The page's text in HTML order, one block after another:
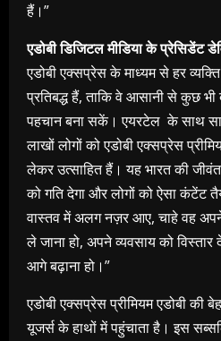
हैं।”
एडोबी डिजिटल मीडिया के प्रेसिडेंट
एडोबी एक्सप्रेस के माध्यम से हर
प्रतिबद्ध हैं, ताकि वे आसानी से कुछ
पहचान बना सकें। एयरटेल के साथ
लाखों लोगों को एडोबी एक्सप्रेस
लेकर उत्साहित हैं। यह भारत की
को गति देगा और लोगों को ऐसा कंटेंट
वास्तव में अलग नज़र आए, चाहे वह
ले जाना हो, अपने व्यवसाय को विस्तार
आगे बढ़ाना हो।”
एडोबी एक्सप्रेस प्रीमियम एडोबी की
यूजर्स के हाथों में पहुंचाता है। इस